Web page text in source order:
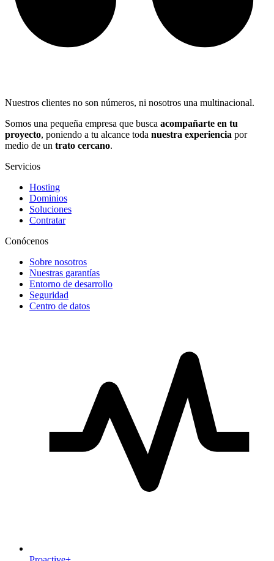
Nuestros clientes no son números, ni nosotros una multinacional.
Somos una pequeña empresa que busca acompañarte en tu
proyecto, poniendo a tu alcance toda nuestra experiencia por
medio de un trato cercano.
Servicios
Hosting
Dominios
Soluciones
Contratar
Conócenos
Sobre nosotros
Nuestras garantías
Entorno de desarrollo
Seguridad
Centro de datos